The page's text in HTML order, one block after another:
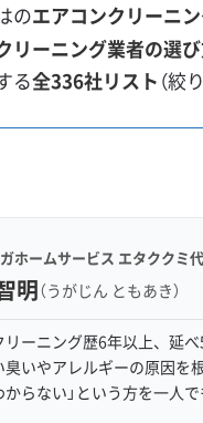
のエアコンクリーニ
リーニング業者の選
る全336社リスト （絞
ホームサービス エタククミ
明（うがじん ともあき）
リーニング歴6年以上、延
いやアレルギーの原因を
らない」という方を一人